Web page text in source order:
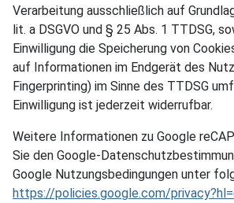
Verarbeitung ausschließlich auf
lit. a DSGVO und § 25 Abs. 1 TTDSG,
Einwilligung die Speicherung von
auf Informationen im Endgerät des
Fingerprinting) im Sinne des TTDSG
Einwilligung ist jederzeit widerrufbar.
Weitere Informationen zu Google
Sie den Google-
Google Nutzungsbedingungen unter
https://policies.google.com/